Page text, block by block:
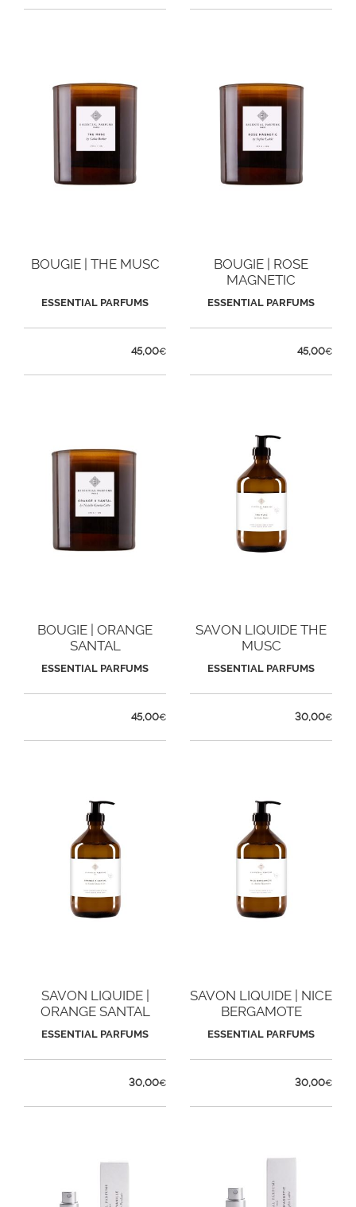
BOUGIE | THE MUSC
ESSENTIAL PARFUMS
45,00€
BOUGIE | ROSE
MAGNETIC
ESSENTIAL PARFUMS
45,00€
BOUGIE | ORANGE
SANTAL
ESSENTIAL PARFUMS
45,00€
SAVON LIQUIDE THE
MUSC
ESSENTIAL PARFUMS
30,00€
SAVON LIQUIDE |
ORANGE SANTAL
ESSENTIAL PARFUMS
30,00€
SAVON LIQUIDE | NICE
BERGAMOTE
ESSENTIAL PARFUMS
30,00€